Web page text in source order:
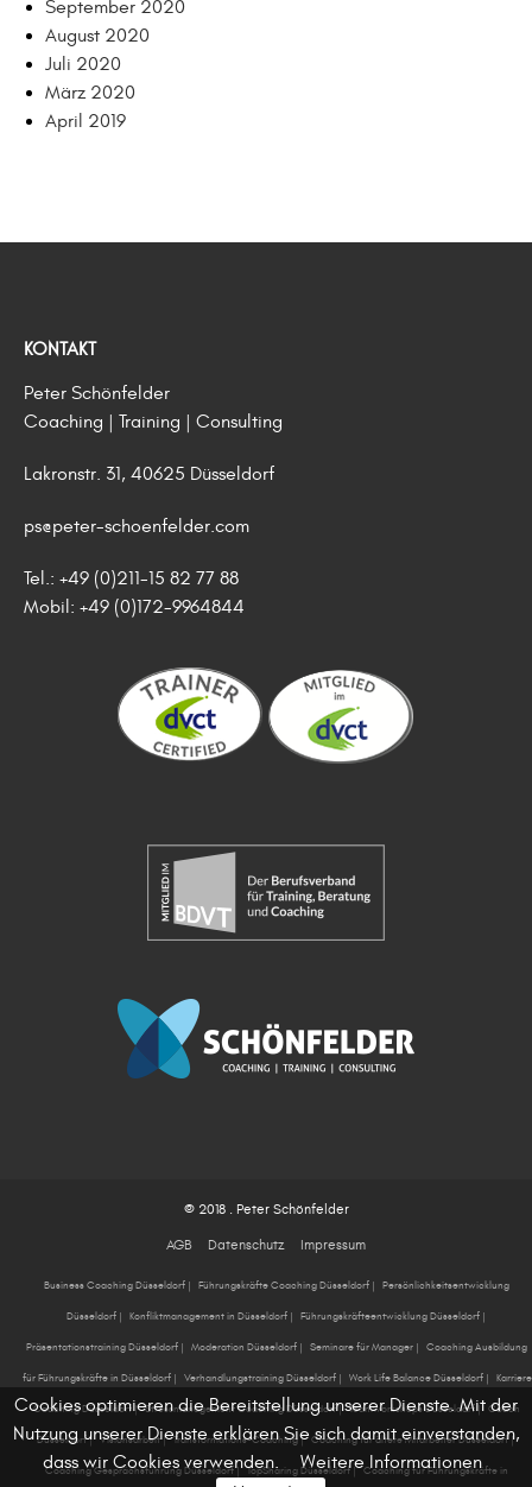
Cookies optimieren die Bereitstellung unserer Dienste. Mit der
Nutzung unserer Dienste erklären Sie sich damit einverstanden,
dass wir Cookies verwenden.
Weitere Informationen
September 2020
August 2020
Juli 2020
März 2020
April 2019
KONTAKT
Peter Schönfelder
Coaching | Training | Consulting
Lakronstr. 31, 40625 Düsseldorf
ps@peter-schoenfelder.com
Tel.: +49 (0)211-15 82 77 88
Mobil: +49 (0)172-9964844
© 2018 . Peter Schönfelder
AGB Datenschutz Impressum
Business Coaching Düsseldorf | Führungskräfte Coaching Düsseldorf | Persönlichkeitsentwicklung
Düsseldorf| Konfliktmanagement in Düsseldorf| Führungskräfteentwicklung Düsseldorf|
Präsentationstraining Düsseldorf | Moderation Düsseldorf | Seminare für Manager | Coaching Ausbildung
für Führungskräfte in Düsseldorf| Verhandlungstraining Düsseldorf| Work Life Balance Düsseldorf| Karriere
Coaching Düsseldorf| Stressmanagement Coaching Düsseldorf| Teamworkshops Düsseldorf| Coach
Düsseldorf| Visionsarbeit| Transformations-Coaching| Coaching für ältere Mitarbeiter Düsseldorf|
Coaching Gesprächsführung Düsseldorf| TopSharing Düsseldorf| Coaching für Führungskräfte in